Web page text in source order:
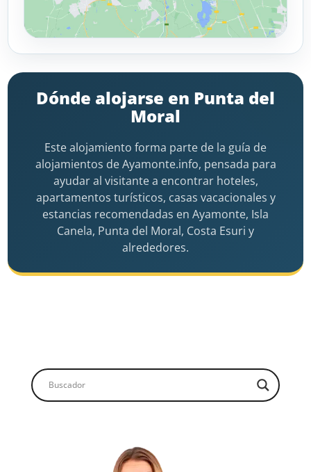
Dónde alojarse en Punta del
Moral
Este alojamiento forma parte de la guía de
alojamientos de Ayamonte.info, pensada para
ayudar al visitante a encontrar hoteles,
apartamentos turísticos, casas vacacionales y
estancias recomendadas en Ayamonte, Isla
Canela, Punta del Moral, Costa Esuri y
alrededores.